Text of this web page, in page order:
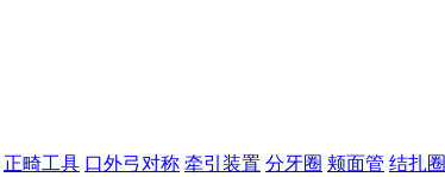
正畸工具 口外弓对称 牵引装置 分牙圈 颊面管 结扎圈